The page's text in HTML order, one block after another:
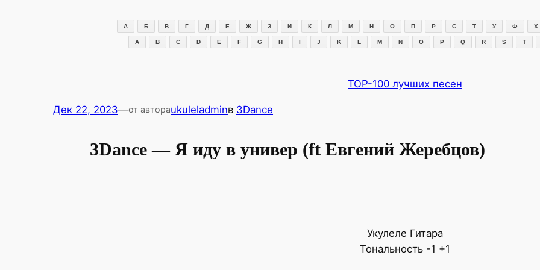
А Б В Г Д Е Ж З И К Л М Н О П Р С Т У Ф Х
A B C D E F G H I J K L M N O P Q R S T
TOP-100 лучших песен
Дек 22, 2023—от автораukuleladminв 3Dance
3Dance — Я иду в универ (ft Евгений Жеребцов)
Укулеле Гитара
Тональность -1 +1